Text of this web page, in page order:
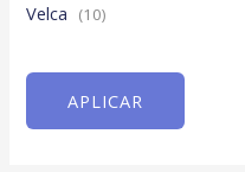
Velca (10)
APLICAR